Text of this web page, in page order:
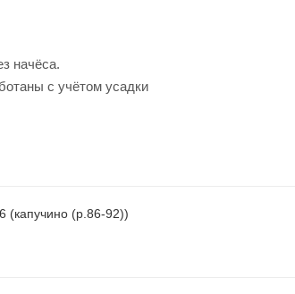
начёса.
с учётом усадки
(капучино (р.86-92))